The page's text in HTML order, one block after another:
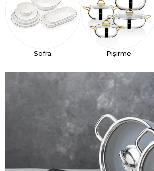
Sofra Pişirme